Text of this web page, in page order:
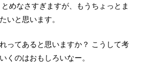
めなさすぎますが、もうちょっとま
いと思います。
ってあると思いますか？ こうして考
くのはおもしろいなー。